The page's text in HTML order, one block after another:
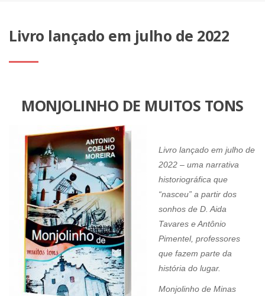
Livro lançado em julho de 2022
MONJOLINHO DE MUITOS TONS
Livro lançado em julho de
2022 – uma narrativa
historiográfica que
“nasceu” a partir dos
sonhos de D. Aida
Tavares e Antônio
Pimentel, professores
que fazem parte da
história do lugar.
Monjolinho de Minas